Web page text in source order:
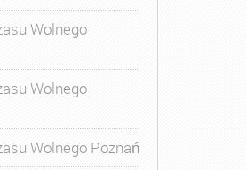
Wolnego
Wolnego
Wolnego Poznań